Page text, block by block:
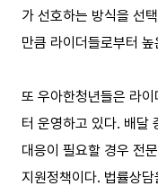
가 선호하는 방식을 선
만큼 라이더들로부터
또 우아한청년들은 라
터 운영하고 있다. 배달
대응이 필요할 경우 전
지원정책이다. 법률상